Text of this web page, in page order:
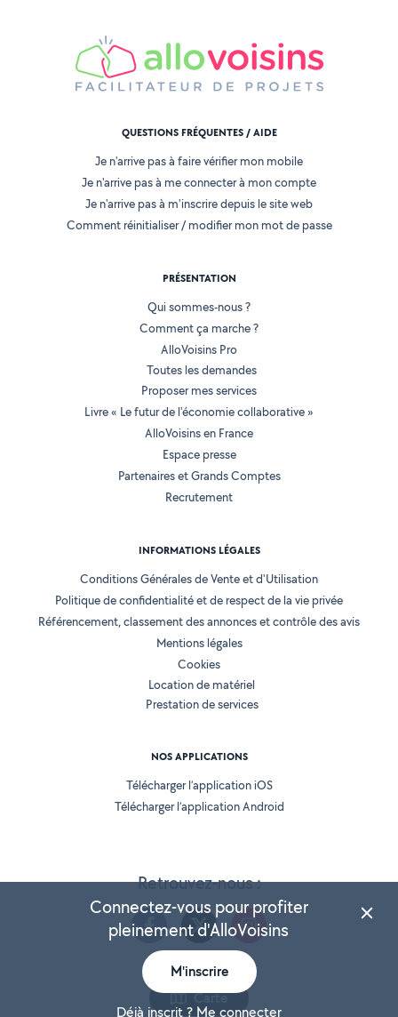
Carte
Retrouvez-nous :
QUESTIONS FRÉQUENTES / AIDE
Je n'arrive pas à faire vérifier mon mobile
Je n'arrive pas à me connecter à mon compte
Je n'arrive pas à m'inscrire depuis le site web
Comment réinitialiser / modifier mon mot de passe
PRÉSENTATION
Qui sommes-nous ?
Comment ça marche ?
AlloVoisins Pro
Toutes les demandes
Proposer mes services
Livre « Le futur de l'économie collaborative »
AlloVoisins en France
Espace presse
Partenaires et Grands Comptes
Recrutement
INFORMATIONS LÉGALES
Conditions Générales de Vente et d'Utilisation
Politique de confidentialité et de respect de la vie privée
Référencement, classement des annonces et contrôle des avis
Mentions légales
Cookies
Location de matériel
Prestation de services
NOS APPLICATIONS
Télécharger l’application iOS
Télécharger l’application Android
Connectez-vous pour profiter
pleinement d'AlloVoisins
M'inscrire
Déjà inscrit ? Me connecter